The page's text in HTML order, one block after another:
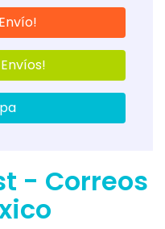
- Correos